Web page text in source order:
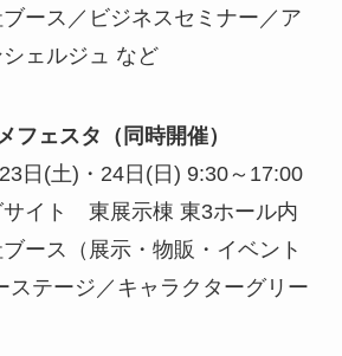
ース／ビジネスセミナー／ア
ェルジュ など
フェスタ（同時開催）
日(土)・24日(日) 9:30～17:00
サイト 東展示棟 東3ホール内
ース（展示・物販・イベント
ステージ／キャラクターグリー